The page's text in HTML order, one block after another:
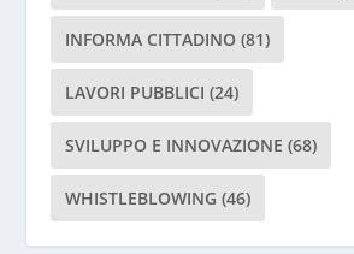
i
r
v
o
INFORMA CITTADINO (81)
LAVORI PUBBLICI (24)
SVILUPPO E INNOVAZIONE (68)
WHISTLEBLOWING (46)